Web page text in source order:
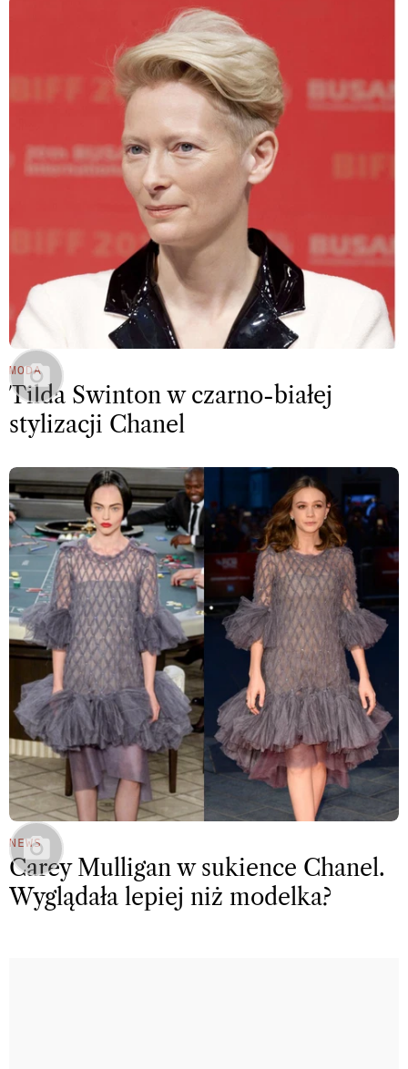
MODA
Tilda Swinton w czarno-białej
stylizacji Chanel
NEWS
Carey Mulligan w sukience Chanel.
Wyglądała lepiej niż modelka?